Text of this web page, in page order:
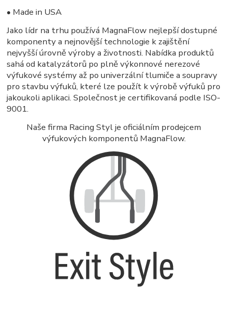
• Made in USA
Jako lídr na trhu používá MagnaFlow nejlepší dostupné
komponenty a nejnovější technologie k zajištění
nejvyšší úrovně výroby a životnosti. Nabídka produktů
sahá od katalyzátorů po plně výkonnové nerezové
výfukové systémy až po univerzální tlumiče a soupravy
pro stavbu výfuků, které lze použít k výrobě výfuků pro
jakoukoli aplikaci. Společnost je certifikovaná podle ISO-
9001.
Naše firma Racing Styl je oficiálním prodejcem
výfukových komponentů MagnaFlow.